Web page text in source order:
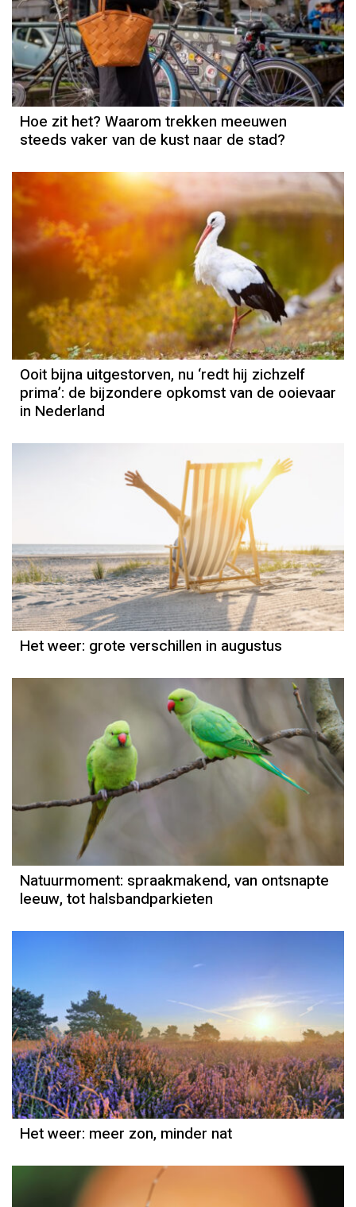
Hoe zit het? Waarom trekken meeuwen
steeds vaker van de kust naar de stad?
Ooit bijna uitgestorven, nu ‘redt hij zichzelf
prima’: de bijzondere opkomst van de ooievaar
in Nederland
Het weer
Jordi Bloem
Het weer: grote verschillen in augustus
Natuurmoment
Door Kees Loogman
Natuurmoment: spraakmakend, van ontsnapte
leeuw, tot halsbandparkieten
Het weer
Grieta Spannenburg
Het weer: meer zon, minder nat